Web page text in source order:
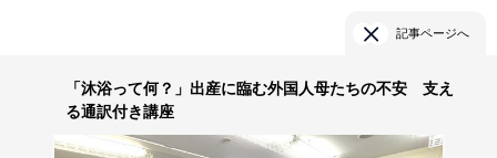
記事ページへ
「沐浴って何？」出産に臨む外国人母たちの不安 支え
る通訳付き講座